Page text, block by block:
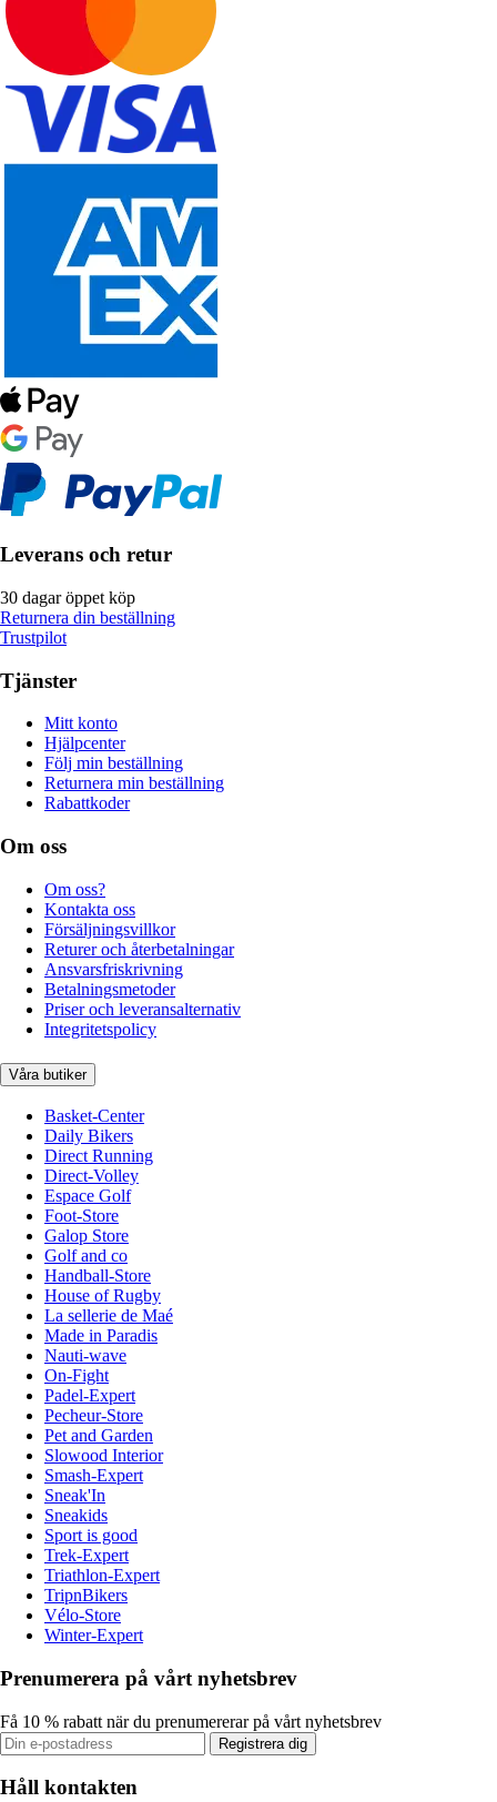
Leverans och retur
30 dagar öppet köp
Returnera din beställning
Trustpilot
Tjänster
Mitt konto
Hjälpcenter
Följ min beställning
Returnera min beställning
Rabattkoder
Om oss
Om oss?
Kontakta oss
Försäljningsvillkor
Returer och återbetalningar
Ansvarsfriskrivning
Betalningsmetoder
Priser och leveransalternativ
Integritetspolicy
Våra butiker
Basket-Center
Daily Bikers
Direct Running
Direct-Volley
Espace Golf
Foot-Store
Galop Store
Golf and co
Handball-Store
House of Rugby
La sellerie de Maé
Made in Paradis
Nauti-wave
On-Fight
Padel-Expert
Pecheur-Store
Pet and Garden
Slowood Interior
Smash-Expert
Sneak'In
Sneakids
Sport is good
Trek-Expert
Triathlon-Expert
TripnBikers
Vélo-Store
Winter-Expert
Prenumerera på vårt nyhetsbrev
Få 10 % rabatt när du prenumererar på vårt nyhetsbrev
Registrera dig
Håll kontakten